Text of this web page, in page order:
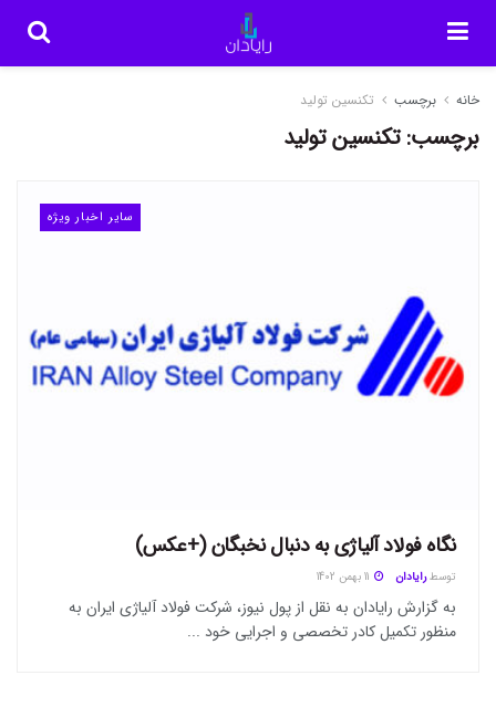
خانه برچسب تکنسین تولید
برچسب:تکنسین تولید
سایر اخبار ویژه
نگاه فولاد آلیاژی به دنبال نخبگان (+عکس)
توسط رایادان
به گزارش رایادان به نقل از پول نیوز، شرکت فولاد آلیاژی ایران به
منظور تکمیل کادر تخصصی و اجرایی خود ...